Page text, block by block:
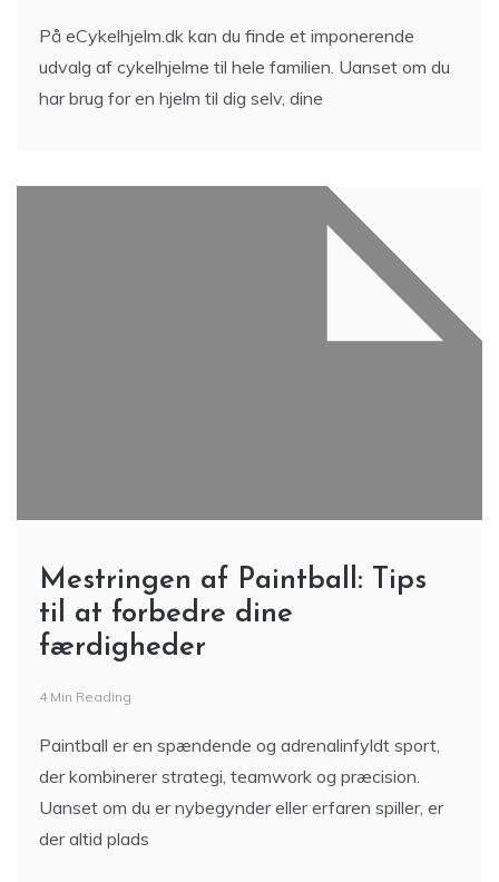
På eCykelhjelm.dk kan du finde et imponerende
udvalg af cykelhjelme til hele familien. Uanset om du
har brug for en hjelm til dig selv, dine
Mestringen af Paintball: Tips
til at forbedre dine
færdigheder
4 Min Reading
Paintball er en spændende og adrenalinfyldt sport,
der kombinerer strategi, teamwork og præcision.
Uanset om du er nybegynder eller erfaren spiller, er
der altid plads